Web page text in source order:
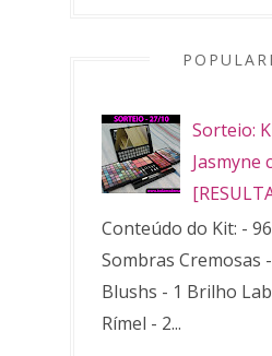
Sorteio:
Jasmyne
Conteúdo do Kit: -
Sombras Cremosas
Blushs - 1 Brilho
Rímel - 2...